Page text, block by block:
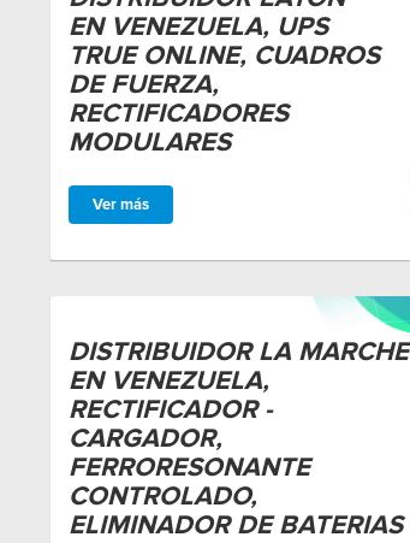
EN VENEZUELA, UPS
TRUE ONLINE, CUADROS
DE FUERZA,
RECTIFICADORES
MODULARES
Ver más
DISTRIBUIDOR LA MARCHE
EN VENEZUELA,
RECTIFICADOR -
CARGADOR,
FERRORESONANTE
CONTROLADO,
ELIMINADOR DE BATERIAS